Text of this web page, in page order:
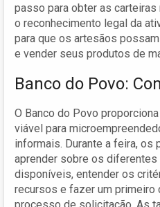
passo para obter as
o reconhecimento legal da
para que os artesãos
e vender seus produtos de
Banco do Povo:
O Banco do Povo
viável para
informais. Durante a feira, os
aprender sobre os
disponíveis, entender os
recursos e fazer um primeiro
processo de solicitação. As